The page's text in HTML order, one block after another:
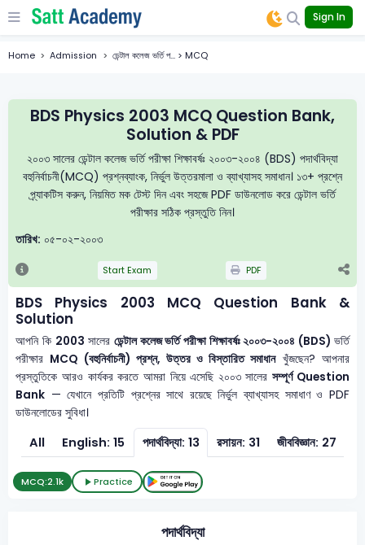
Sign In
Home Admission ডেন্টাল কলেজ ভর্তি প... > MCQ
BDS Physics 2003 MCQ Question Bank,
Solution & PDF
২০০৩ সালের ডেন্টাল কলেজ ভর্তি পরীক্ষা শিক্ষাবর্ষঃ ২০০৩-২০০৪ (BDS) পদার্থবিদ্যা
বহুনির্বাচনী(MCQ) প্রশ্নব্যাংক, নির্ভুল উত্তরমালা ও ব্যাখ্যাসহ সমাধান। ১৩+ প্রশ্নে
প্র্যাকটিস করুন, নিয়মিত মক টেস্ট দিন এবং সহজে PDF ডাউনলোড করে ডেন্টাল ভর্তি
পরীক্ষার সঠিক প্রস্তুতি নিন।
তারিখ: ০৫-০২-২০০৩
Start Exam PDF
BDS Physics 2003 MCQ Question Bank &
Solution
আপনি কি 2003 সালের ডেন্টাল কলেজ ভর্তি পরীক্ষা শিক্ষাবর্ষঃ ২০০৩-২০০৪ (BDS) ভর্তি
পরীক্ষার MCQ (বহুনির্বাচনী) প্রশ্ন, উত্তর ও বিস্তারিত সমাধানখুঁজছেন? আপনার
প্রস্তুতিকে আরও কার্যকর করতে আমরা নিয়ে এসেছি ২০০৩ সালেরসম্পূর্ণ Question
Bank — যেখানে প্রতিটি প্রশ্নের সাথে রয়েছে নির্ভুল ব্যাখ্যাসহ সমাধাণ ও PDF
ডাউনলোডের সুবিধা।
All English: 15 পদার্থবিদ্যা: 13 রসায়ন: 31 জীববিজ্ঞান: 27
MCQ:2.1k Practice
পদার্থবিদ্যা